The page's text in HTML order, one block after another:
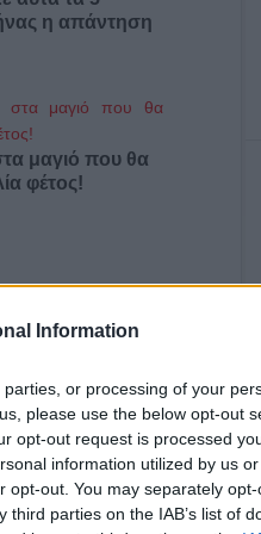
Information
or processing of your
please use the below opt-out
opt-out request is processed
information utilized by us
opt-out. You may separately
parties on the IAB’s list of
η απάντηση
μαγιό που θα
φέτος!
το σκόρδο